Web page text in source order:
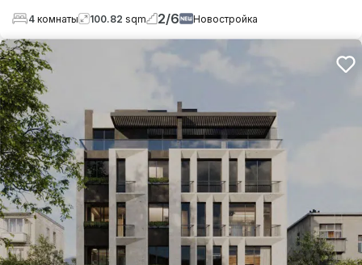
4 комнаты 100.82 sqm 2/6 Новостройка